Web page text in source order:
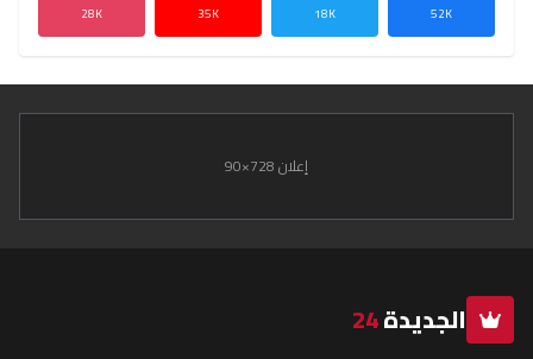
52K
18K
35K
28K
إعلان 728×90
الجديدة24